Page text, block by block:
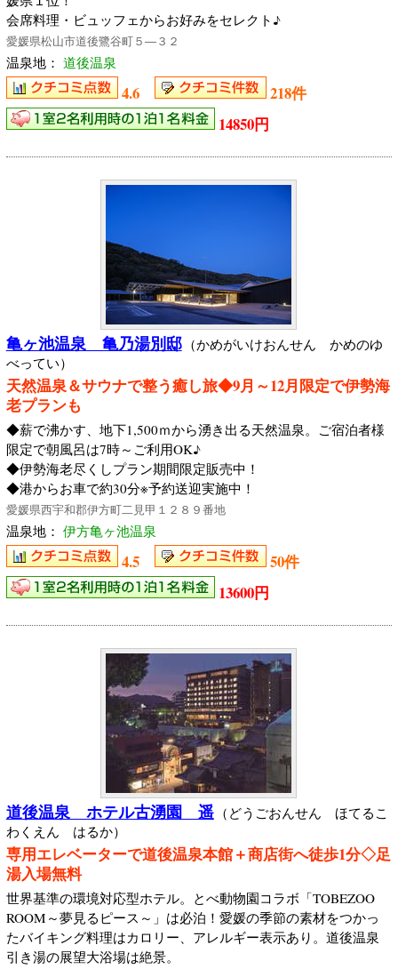
会席料理・ビュッフェからお好みをセレクト♪
愛媛県松山市道後鷺谷町５―３２
温泉地： 道後温泉
4.6
218件
14850円
亀ヶ池温泉 亀乃湯別邸 （かめがいけおんせん かめのゆ
べってい）
天然温泉＆サウナで整う癒し旅◆9月～12月限定で伊勢海
老プランも
◆薪で沸かす、地下1,500ｍから湧き出る天然温泉。ご宿泊者様
限定で朝風呂は7時～ご利用OK♪
◆伊勢海老尽くしプラン期間限定販売中！
◆港からお車で約30分※予約送迎実施中！
愛媛県西宇和郡伊方町二見甲１２８９番地
温泉地： 伊方亀ヶ池温泉
4.5
50件
13600円
道後温泉 ホテル古湧園 遥 （どうごおんせん ほてるこ
わくえん はるか）
専用エレベーターで道後温泉本館＋商店街へ徒歩1分◇足
湯入場無料
世界基準の環境対応型ホテル。とべ動物園コラボ「TOBEZOO
ROOM～夢見るピース～」は必泊！愛媛の季節の素材をつかっ
たバイキング料理はカロリー、アレルギー表示あり。道後温泉
引き湯の展望大浴場は絶景。